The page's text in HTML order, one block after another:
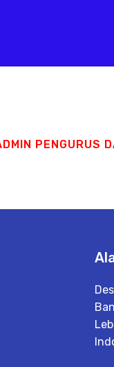
PENGURUS